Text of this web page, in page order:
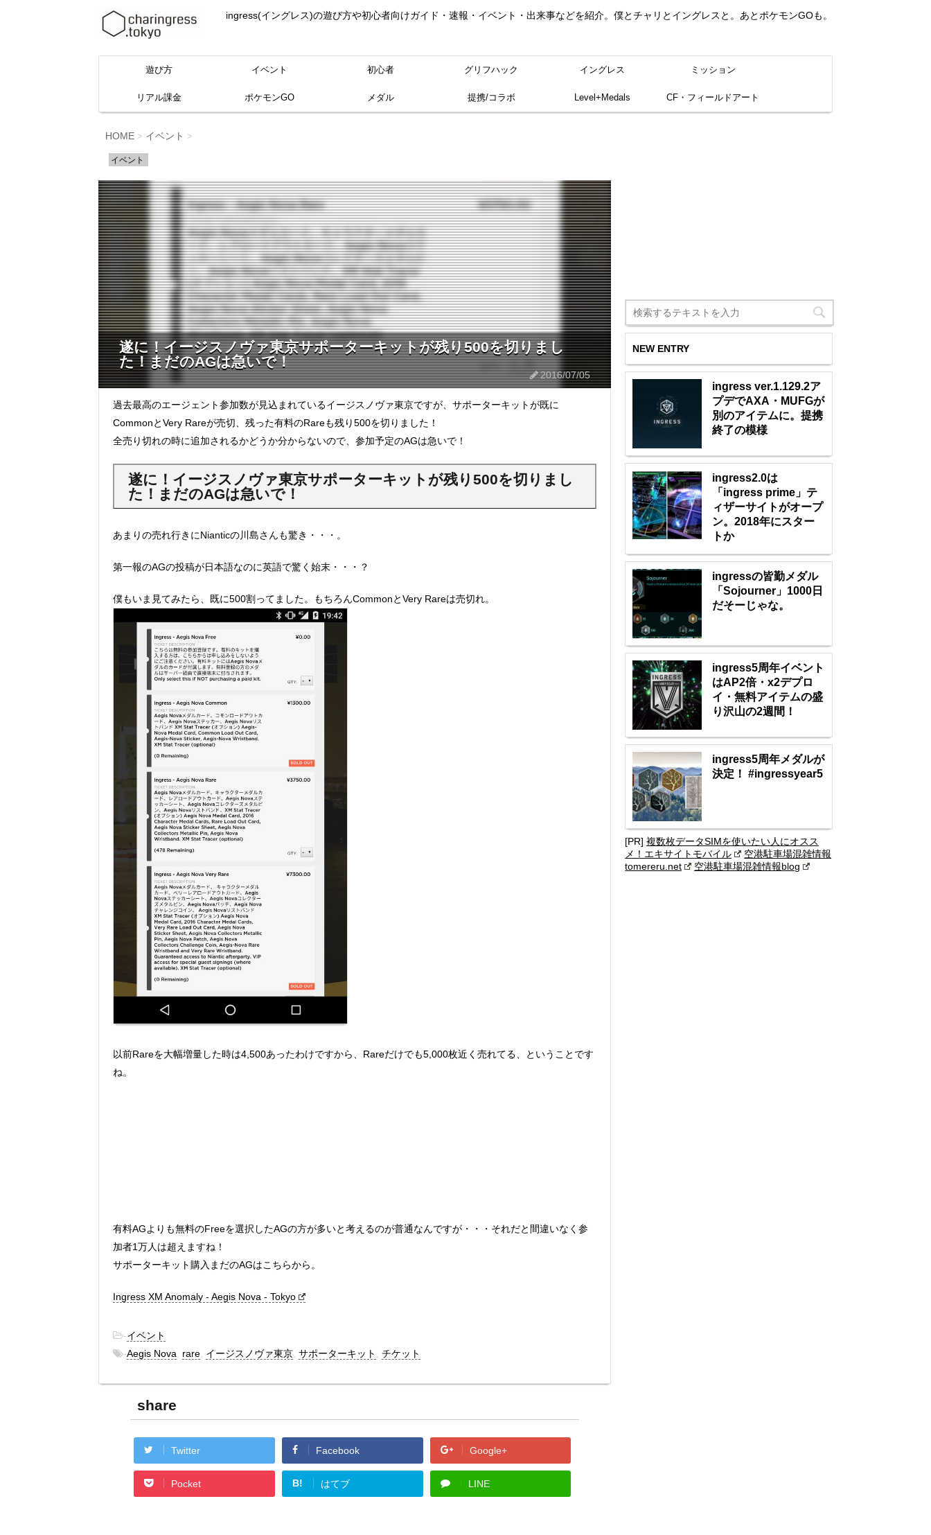
ingress(イングレス)の遊び方や初心者向けガイド・速報・イベント・出来事などを紹介。僕とチャリとイングレスと。あとポケモンGOも。
遊び方 イベント 初心者 グリフハック イングレス ミッション
リアル課金 ポケモンGO メダル 提携/コラボ Level+Medals CF・フィールドアート
HOME > イベント >
イベント
遂に！イージスノヴァ東京サポーターキットが残り500を切りまし
た！まだのAGは急いで！
2016/07/05
過去最高のエージェント参加数が見込まれているイージスノヴァ東京ですが、サポーターキットが既に
CommonとVery Rareが売切、残った有料のRareも残り500を切りました！
全売り切れの時に追加されるかどうか分からないので、参加予定のAGは急いで！
遂に！イージスノヴァ東京サポーターキットが残り500を切りまし
た！まだのAGは急いで！
あまりの売れ行きにNianticの川島さんも驚き・・・。
第一報のAGの投稿が日本語なのに英語で驚く始末・・・？
僕もいま見てみたら、既に500割ってました。もちろんCommonとVery Rareは売切れ。
以前Rareを大幅増量した時は4,500あったわけですから、Rareだけでも5,000枚近く売れてる、ということです
ね。
有料AGよりも無料のFreeを選択したAGの方が多いと考えるのが普通なんですが・・・それだと間違いなく参
加者1万人は超えますね！
サポーターキット購入まだのAGはこちらから。
Ingress XM Anomaly - Aegis Nova - Tokyo
-イベント
-Aegis Nova, rare, イージスノヴァ東京, サポーターキット , チケット
share
Twitter Facebook Google+
Pocket B! はてブ LINE
NEW ENTRY
ingress ver.1.129.2ア
プデでAXA・MUFGが
別のアイテムに。提携
終了の模様
ingress2.0は
「ingress prime」テ
ィザーサイトがオープ
ン。2018年にスター
トか
ingressの皆勤メダル
「Sojourner」1000日
だそーじゃな。
ingress5周年イベント
はAP2倍・x2デプロ
イ・無料アイテムの盛
り沢山の2週間！
ingress5周年メダルが
決定！ #ingressyear5
[PR] 複数枚データSIMを使いたい人にオスス
メ！エキサイトモバイル
空港駐車場混雑情報
tomereru.net
空港駐車場混雑情報blog